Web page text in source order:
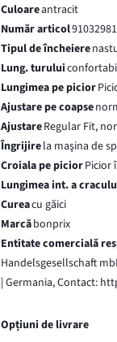
Culoareantracit
Număr articol91032981
Tipul de încheiere
Lung. turului
Lungimea pe picior
Ajustare pe coapse
AjustareRegular Fit,
Îngrijirela maşina de
Croiala pe piciorPicior
Lungimea int. a
Cureacu găici
Marcăbonprix
Entitate comercială
Handelsgesellschaft
| Germania, Contact:
Opțiuni de livrare